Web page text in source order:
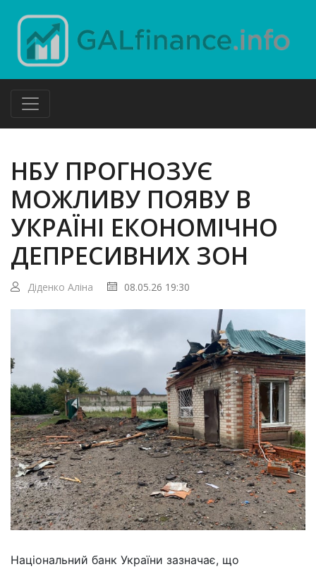
НБУ ПРОГНОЗУЄ
МОЖЛИВУ ПОЯВУ В
УКРАЇНІ ЕКОНОМІЧНО
ДЕПРЕСИВНИХ ЗОН
Діденко Аліна 08.05.26 19:30
Національний банк України зазначає, що